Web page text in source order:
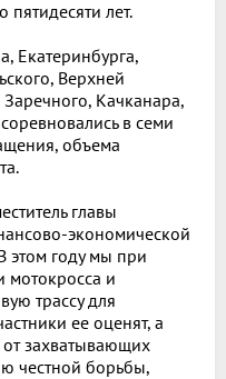
пятидесяти лет.
Екатеринбурга,
Верхней
Качканара,
в семи
объема
главы
экономической
этом году мы при
мотокросса и
трассу для
ее оценят, а
от захватывающих
честной борьбы,